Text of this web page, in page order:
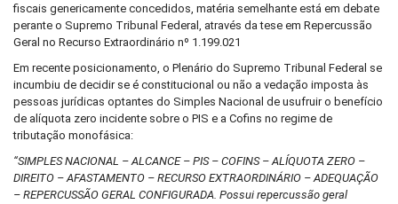
fiscais genericamente concedidos, matéria semelhante está em debate
perante o Supremo Tribunal Federal, através da tese em Repercussão
Geral no Recurso Extraordinário nº 1.199.021
Em recente posicionamento, o Plenário do Supremo Tribunal Federal se
incumbiu de decidir se é constitucional ou não a vedação imposta às
pessoas jurídicas optantes do Simples Nacional de usufruir o benefício
de alíquota zero incidente sobre o PIS e a Cofins no regime de
tributação monofásica:
“SIMPLES NACIONAL – ALCANCE – PIS – COFINS – ALÍQUOTA ZERO –
DIREITO – AFASTAMENTO – RECURSO EXTRAORDINÁRIO – ADEQUAÇÃO
– REPERCUSSÃO GERAL CONFIGURADA. Possui repercussão geral